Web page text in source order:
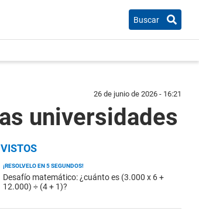
Buscar
26 de junio de 2026 - 16:21
universidades
¡RESOLVELO EN 5 SEGUNDOS!
Desafío matemático: ¿cuánto es (3.000 x 6 +
12.000) ÷ (4 + 1)?